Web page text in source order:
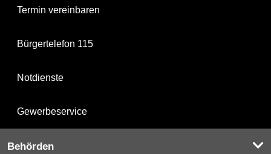
Termin vereinbaren
Bürgertelefon 115
Notdienste
Gewerbeservice
Behörden